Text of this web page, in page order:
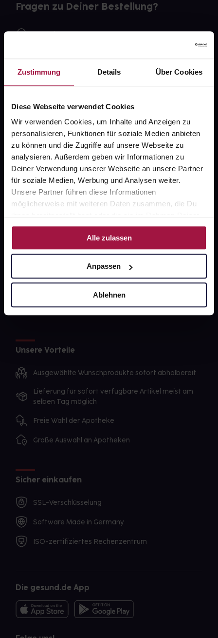
Zustimmung Details Über Cookies
Diese Webseite verwendet Cookies
Wir verwenden Cookies, um Inhalte und Anzeigen zu
personalisieren, Funktionen für soziale Medien anbieten
zu können und die Zugriffe auf unsere Webseite zu
analysieren. Außerdem geben wir Informationen zu
Deiner Verwendung unserer Webseite an unsere Partner
für soziale Medien, Werbung und Analysen weiter.
Unsere Partner führen diese Informationen
möglicherweise mit weiteren Daten zusammen, die Du
Nutzung der Dienste gesammelt haben.
Alle zulassen
Anpassen
Ablehnen
Fragen zu Deiner Bestellung?
Kontakt
gesund.de
Über uns
Karriere
Newsletter
Barrierefreiheitserklärung
PAYBACK
Sanitätshäuser
Unsere Vorteile
Ausgewählte Wunschprodukte sofort abholbereit
Lieferung für sofort verfügbare Artikel meist am
selben Tag möglich
Freie Wahl der Apotheke
Große Auswahl an Apotheken
Sicher einkaufen
SSL-Verschlüsselung
Software Made in Germany
ISO-zertifiziertes Rechenzentrum
Die gesund.de App